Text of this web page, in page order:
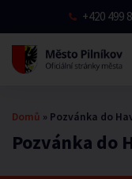
+420 499
Pozvánka do
Domů » Pozvánka do